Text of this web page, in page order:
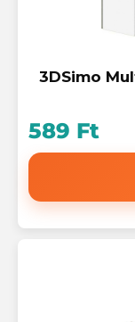
3DSimo
589 Ft